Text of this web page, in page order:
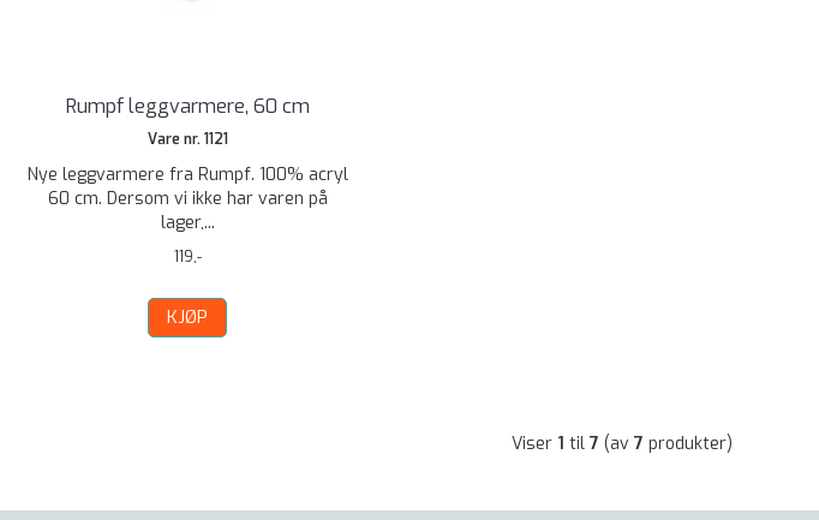
Rumpf leggvarmere, 60 cm
Vare nr. 1121
Nye leggvarmere fra Rumpf. 100% acryl
60 cm. Dersom vi ikke har varen på
lager,...
119,-
KJØP
Viser 1 til 7 (av 7 produkter)